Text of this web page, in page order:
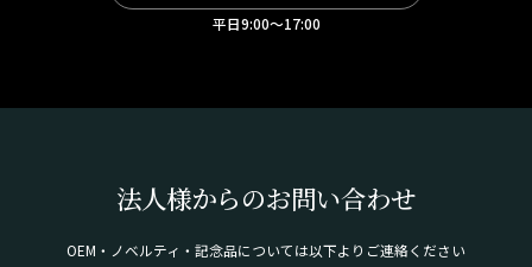
平日9:00～17:00
法人様からのお問い合わせ
OEM・ノベルティ・記念品については以下よりご連絡ください